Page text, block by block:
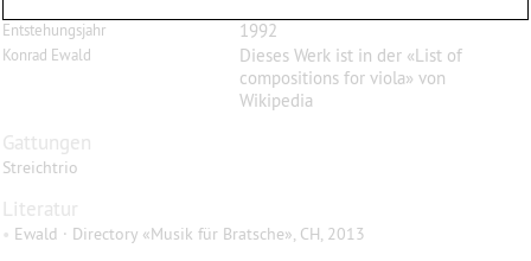
Entstehungsjahr 1992
Konrad Ewald
Dieses Werk ist in der «List of
compositions for viola» von
Wikipedia
Gattungen
Streichtrio
Literatur
• Ewald · Directory «Musik für Bratsche», CH, 2013